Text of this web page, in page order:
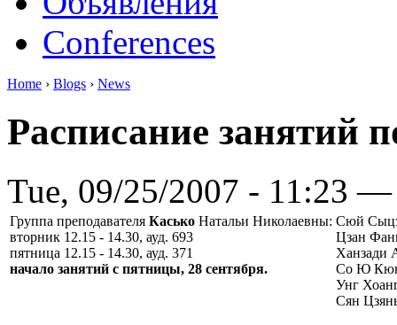
Conferences
Home › Blogs › News
Расписание занятий
Tue, 09/25/2007 - 11:23 —
Группа преподавателя Касько Натальи Николаевны:
вторник 12.15 - 14.30, ауд. 693
пятница 12.15 - 14.30, ауд. 371
начало занятий с пятницы, 28 сентября.
Сюй
Цзан
Ханзади
Со Ю
Унг
Сян